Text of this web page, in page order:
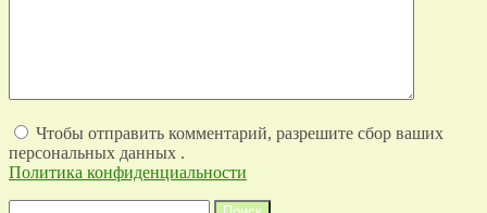
Чтобы отправить комментарий, разрешите сбор ваших
персональных данных .
Политика конфиденциальности